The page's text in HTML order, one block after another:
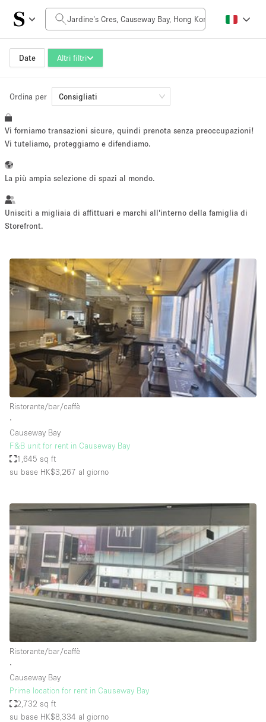
Date Altri filtri
Prezzo al giorno
HK$0
Dimensioni dello spazio
5000+ sq ft
~ 13 persone
artistico
Servizio
fotografico
Conferenza Meeting Ufficio
Acquista
Condividi
Tipo di spazio
Acquista Condividi
Appartamento/loft
Atelier / Laboratorio
Camion
Fiera/festival
Galleria d'arte
Hall
Imbarcazione
Magazzino
Negozio in centro commerciale
Sala conferenze
Sala riunioni
Ordina per Consigliati
Vi forniamo transazioni sicure, quindi prenota senza preoccupazioni!
Vi tuteliamo, proteggiamo e difendiamo.
La più ampia selezione di spazi al mondo.
Unisciti a migliaia di affittuari e marchi all'interno della famiglia di
Storefront.
Ristorante/bar/caffè
∙
Causeway Bay
F&B unit for rent in Causeway Bay
1,645 sq ft
su base HK$3,267 al giorno
Ristorante/bar/caffè
∙
Causeway Bay
Prime location for rent in Causeway Bay
2,732 sq ft
su base HK$8,334 al giorno